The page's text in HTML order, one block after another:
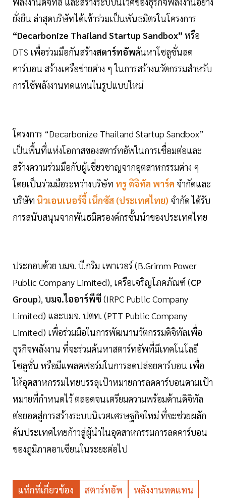
ยั่งยืน ล่าสุดบริษัทได้เข้าร่วมเป็นพันธมิตรในโครงการ
“Decarbonize Thailand Startup Sandbox” หรือ
DTS เพื่อร่วมมือกันสร้างสตาร์ทอัพค้นหาโซลูชั่นลด
คาร์บอน สร้างเครือข่ายต่าง ๆ ในการสร้างนวัตกรรมสำหรับ
การใช้พลังงานทดแทนในรูปแบบใหม่
โครงการ “Decarbonize Thailand Startup Sandbox”
เป็นพื้นที่แห่งโอกาสของสตาร์ทอัพในการเชื่อมต่อและ
สร้างความร่วมมือกับผู้เชี่ยวชาญจากอุตสาหกรรมต่าง ๆ
โดยเป็นร่วมมือระหว่างบริษัท ทรู ดิจิทัล พาร์ค จำกัดและ
บริษัท นิวเอนเนอร์จี้ เน็กซัส (ประเทศไทย) จำกัด ได้รับ
การสนับสนุนจากพันธมิตรองค์กรชั้นนำของประเทศไทย
ประกอบด้วย บมจ. บี.กริม เพาเวอร์ (B.Grimm Power
Public Company Limited), เครือเจริญโภคภัณฑ์ (CP
Group), บมจ.ไออาร์พีซี(IRPC Public Company
Limited) และบมจ. ปตท. (PTT Public Company
Limited) เพื่อร่วมมือในการพัฒนานวัตกรรมดิจิทัลเพื่อ
ธุรกิจพลังงาน ที่จะร่วมค้นหาสตาร์ทอัพที่มีเทคโนโลยี
โซลูชั่น หรือมีแพลตฟอร์มในการลดปล่อยคาร์บอน เพื่อ
ให้อุตสาหกรรมไทยบรรลุเป้าหมายการลดคาร์บอนตามเป้า
หมายที่กำหนดไว้ ตลอดจนเตรียมความพร้อมด้านดิจิทัล
ต่อยอดสู่การสร้างระบบนิเวศเศรษฐกิจใหม่ ที่จะช่วยผลัก
ดันประเทศไทยก้าวสู่ผู้นำในอุตสาหกรรมการลดคาร์บอน
ของภูมิภาคอาเซียนในระยะต่อไป
แท็กที่เกี่ยวข้อง สตาร์ทอัพ
พลังงานทดแทน